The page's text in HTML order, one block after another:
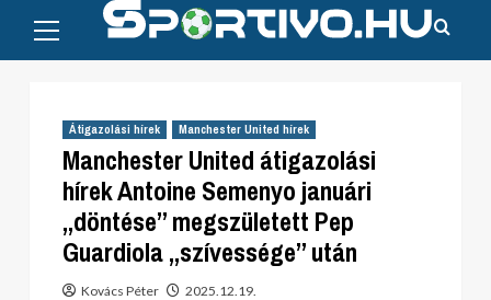
content
Menu
Átigazolási hírek Manchester United hírek
Manchester United átigazolási
hírek Antoine Semenyo januári
„döntése” megszületett Pep
Guardiola „szívessége” után
Kovács Péter 2025.12.19.